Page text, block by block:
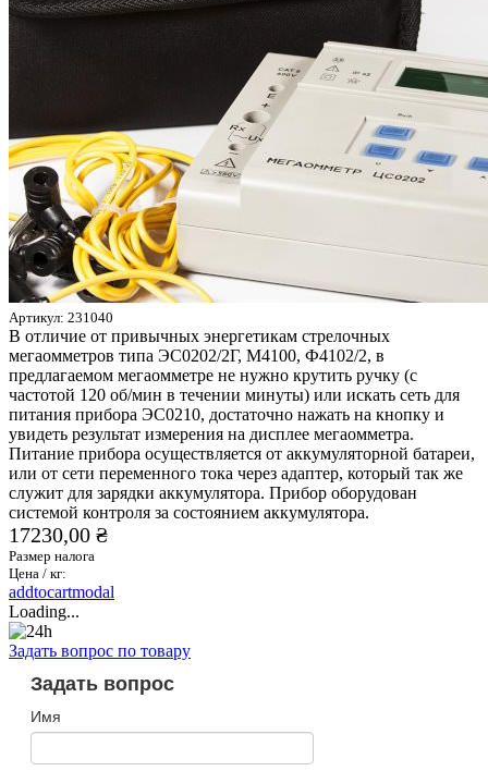
Артикул: 231040
В отличие от привычных энергетикам стрелочных
мегаомметров типа ЭС0202/2Г, М4100, Ф4102/2, в
предлагаемом мегаомметре не нужно крутить ручку (с
частотой 120 об/мин в течении минуты) или искать сеть для
питания прибора ЭС0210, достаточно нажать на кнопку и
увидеть результат измерения на дисплее мегаомметра.
Питание прибора осуществляется от аккумуляторной батареи,
или от сети переменного тока через адаптер, который так же
служит для зарядки аккумулятора. Прибор оборудован
системой контроля за состоянием аккумулятора.
17230,00 ₴
Размер налога
Цена / кг:
addtocartmodal
Loading...
Задать вопрос по товару